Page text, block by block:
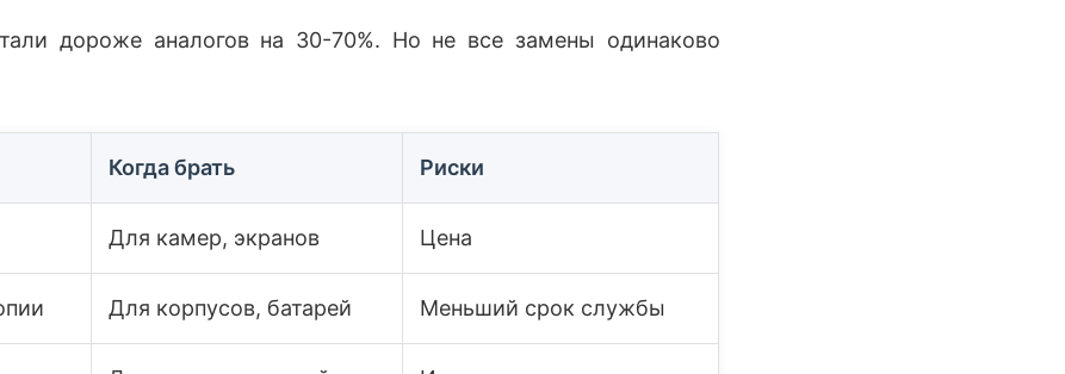
дороже аналогов на 30-70%. Но не все замены одинаково
Когда брать Риски
Для камер, экранов Цена
Для корпусов, батарей Меньший срок службы